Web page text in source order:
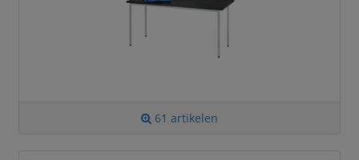
61 artikelen